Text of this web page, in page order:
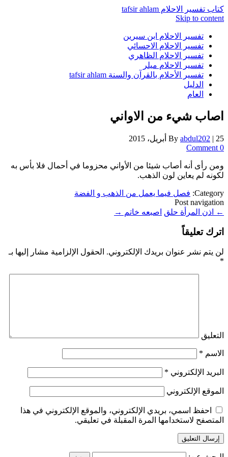
كتاب تفسير الاحلام tafsir ahlam
Skip to content
تفسير الاحلام ابن سيرين
تفسير الاحلام الاحسائي
تفسير الاحلام الظاهري
تفسير الاحلام ميلر
تفسير الأحلام بالقرآن والسنة tafsir ahlam
الدليل
العام
اصاب شيء من الاواني
By abdul202 | 25 أبريل، 2015
0 Comment
ومن رأى أنه أصاب شيئا من الأواني محزوما في أحمال فلا بأس به
لكونه لم يعاين لون الذهب.
Category: فصل فيما يعمل من الذهب و الفضة
Post navigation
←
اذن المرأة حلق اصبعه خاتم →
اترك تعليقاً
لن يتم نشر عنوان بريدك الإلكتروني. الحقول الإلزامية مشار إليها بـ
*
التعليق
الاسم *
البريد الإلكتروني *
الموقع الإلكتروني
احفظ اسمي، بريدي الإلكتروني، والموقع الإلكتروني في هذا
المتصفح لاستخدامها المرة المقبلة في تعليقي.